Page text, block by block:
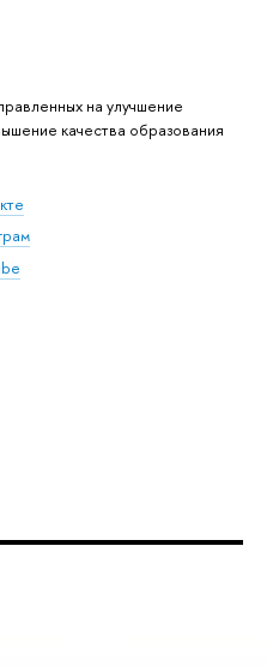
на улучшение
качества образования